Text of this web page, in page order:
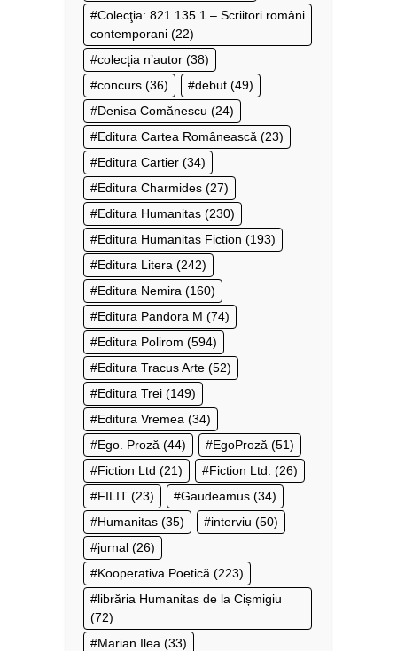
Colecţia: 821.135.1 – Scriitori români
contemporani (22)
colecţia n’autor (38)
concurs (36) debut (49)
Denisa Comănescu (24)
Editura Cartea Românească (23)
Editura Cartier (34)
Editura Charmides (27)
Editura Humanitas (230)
Editura Humanitas Fiction (193)
Editura Litera (242)
Editura Nemira (160)
Editura Pandora M (74)
Editura Polirom (594)
Editura Tracus Arte (52)
Editura Trei (149)
Editura Vremea (34)
Ego. Proză (44) EgoProză (51)
Fiction Ltd (21) Fiction Ltd. (26)
FILIT (23) Gaudeamus (34)
Humanitas (35) interviu (50)
jurnal (26)
Kooperativa Poetică (223)
librăria Humanitas de la Cișmigiu
(72)
Marian Ilea (33)